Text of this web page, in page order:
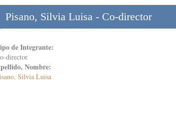
Pisano, Silvia Luisa - Co-director
de Integrante:
director
Nombre:
Silvia Luisa